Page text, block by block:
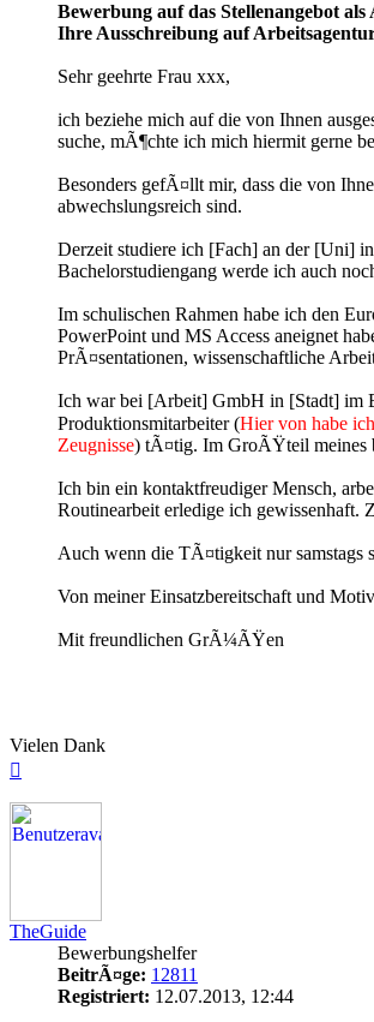
Bewerbung auf das Stellenangebot als
Ihre Ausschreibung auf
Sehr geehrte Frau xxx,
ich beziehe mich auf die von Ihnen
suche, mÃ¶chte ich mich hiermit gerne
Besonders gefÃ¤llt mir, dass die von
abwechslungsreich sind.
Derzeit studiere ich [Fach] an der [Uni]
Bachelorstudiengang werde ich auch
Im schulischen Rahmen habe ich den
PowerPoint und MS Access aneignet
PrÃ¤sentationen, wissenschaftliche
Ich war bei [Arbeit] GmbH in [Stadt] im
Produktionsmitarbeiter (Hier von habe
Zeugnisse) tÃ¤tig. Im GroÃŸteil meines
Ich bin ein kontaktfreudiger Mensch,
Routinearbeit erledige ich
Auch wenn die TÃ¤tigkeit nur samstags
Von meiner Einsatzbereitschaft und
Mit freundlichen GrÃ¼ÃŸen
Vielen Dank
TheGuide
Bewerbungshelfer
BeitrÃ¤ge: 12811
Registriert: 12.07.2013, 12:44